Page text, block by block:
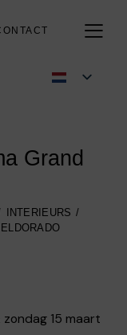
Grand
INTERIEURS
15 maart